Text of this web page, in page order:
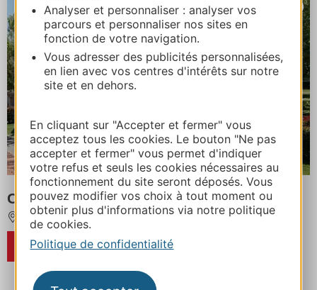
Analyser et personnaliser : analyser vos
parcours et personnaliser nos sites en
fonction de votre navigation.
Vous adresser des publicités personnalisées,
en lien avec vos centres d'intérêts sur notre
site et en dehors.
En cliquant sur "Accepter et fermer" vous
acceptez tous les cookies. Le bouton "Ne pas
accepter et fermer" vous permet d'indiquer
votre refus et seuls les cookies nécessaires au
fonctionnement du site seront déposés. Vous
pouvez modifier vos choix à tout moment ou
obtenir plus d'informations via notre politique
de cookies.
Politique de confidentialité
Camping de l'Argenté - Onlycamp
CONDOM
RÉSERVER